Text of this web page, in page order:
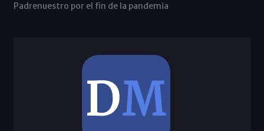
Padrenuestro por el fin de la pandemia